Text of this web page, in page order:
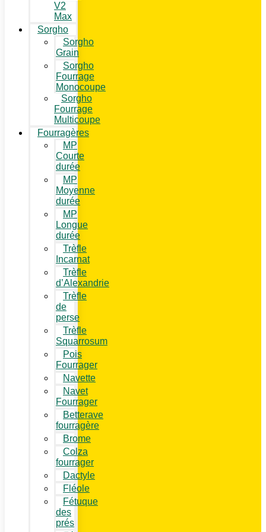
V2
Max
Sorgho
Sorgho
Grain
Sorgho
Fourrage
Monocoupe
Sorgho
Fourrage
Multicoupe
Fourragères
MP
Courte
durée
MP
Moyenne
durée
MP
Longue
durée
Trèfle
Incarnat
Trèfle
d’Alexandrie
Trèfle
de
perse
Trèfle
Squarrosum
Pois
Fourrager
Navette
Navet
Fourrager
Betterave
fourragère
Brome
Colza
fourrager
Dactyle
Fléole
Fétuque
des
prés